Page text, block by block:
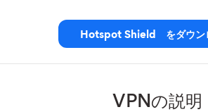
Hotspot Shield をダウン
VPNの説明